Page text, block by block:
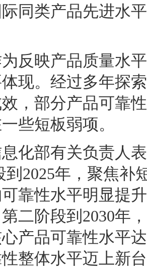
同类产品先进水
反映产品质量水
现。经过多年探
，部分产品可靠
些短板弱项。
化部有关负责人
到2025年，聚焦补
靠性水平明显提
二阶段到2030年
产品可靠性水平
整体水平迈上新